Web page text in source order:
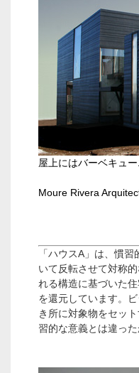
屋上にはバーベキュ
Moure Rivera
「ハウスA」は、慣
いて反転させて対称
れる構造に基づいた
を還元しています。
き所に対象物をセッ
習的な意義とは違っ